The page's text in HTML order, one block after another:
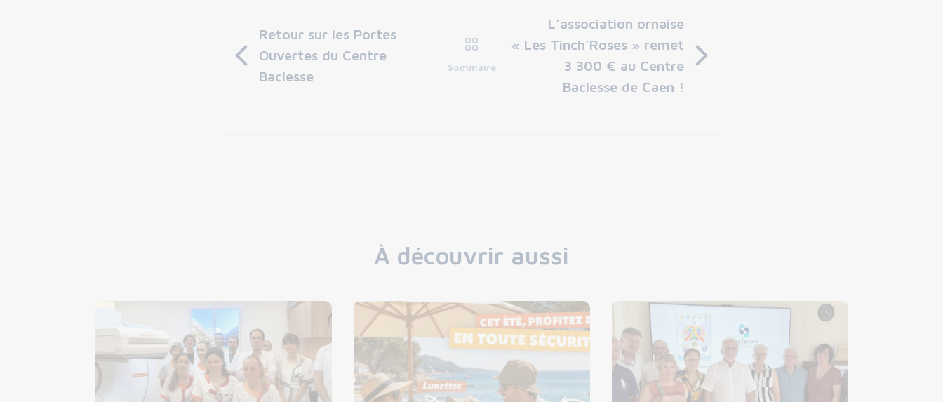
Retour sur les Portes
Ouvertes du Centre
Baclesse
Sommaire
L’association ornaise
« Les Tinch’Roses » remet
3 300 € au Centre
Baclesse de Caen !
À découvrir aussi